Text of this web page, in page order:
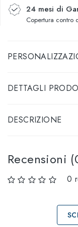
24 mesi di
Copertura contro
DETTAGLI
DESCRIZIONE
Recensioni
0